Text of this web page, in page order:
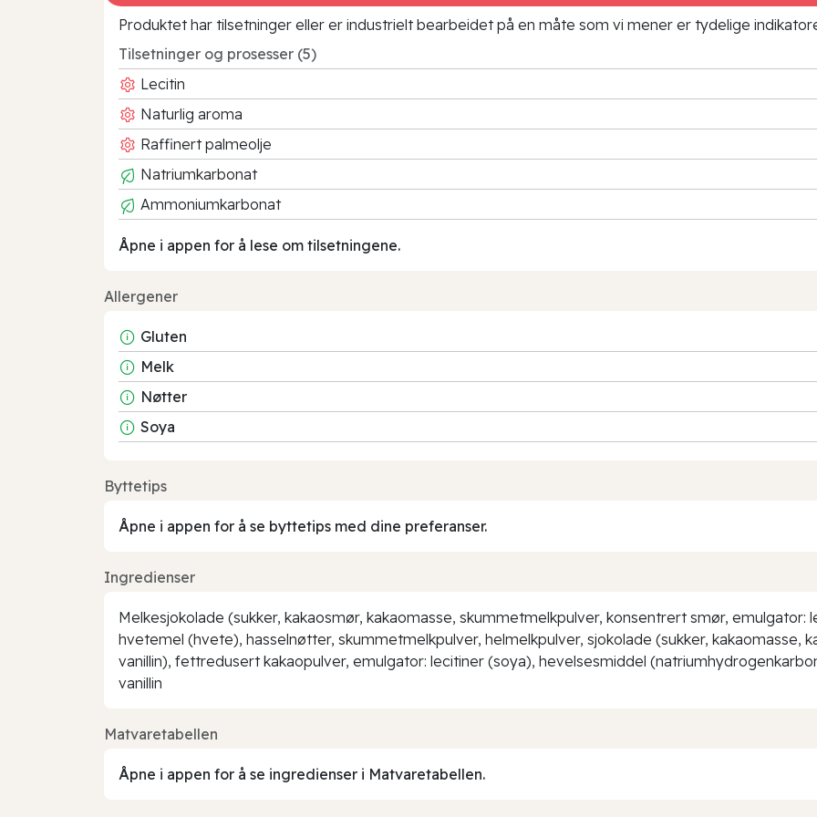
Produktet har tilsetninger eller er industrielt bearbeidet på en måte som vi mener er tydelige
Tilsetninger og prosesser (5)
Lecitin
Naturlig aroma
Raffinert palmeolje
Natriumkarbonat
Ammoniumkarbonat
Åpne i appen for å lese om tilsetningene.
Allergener
Gluten
Melk
Nøtter
Soya
Byttetips
Åpne i appen for å se byttetips med dine preferanser.
Ingredienser
Melkesjokolade (sukker, kakaosmør, kakaomasse, skummetmelkpulver, konsentrert smør, emulgator:
hvetemel (hvete), hasselnøtter, skummetmelkpulver, helmelkpulver, sjokolade (sukker, kakaomasse,
vanillin), fettredusert kakaopulver, emulgator: lecitiner (soya), hevelsesmiddel
vanillin
Matvaretabellen
Åpne i appen for å se ingredienser i Matvaretabellen.